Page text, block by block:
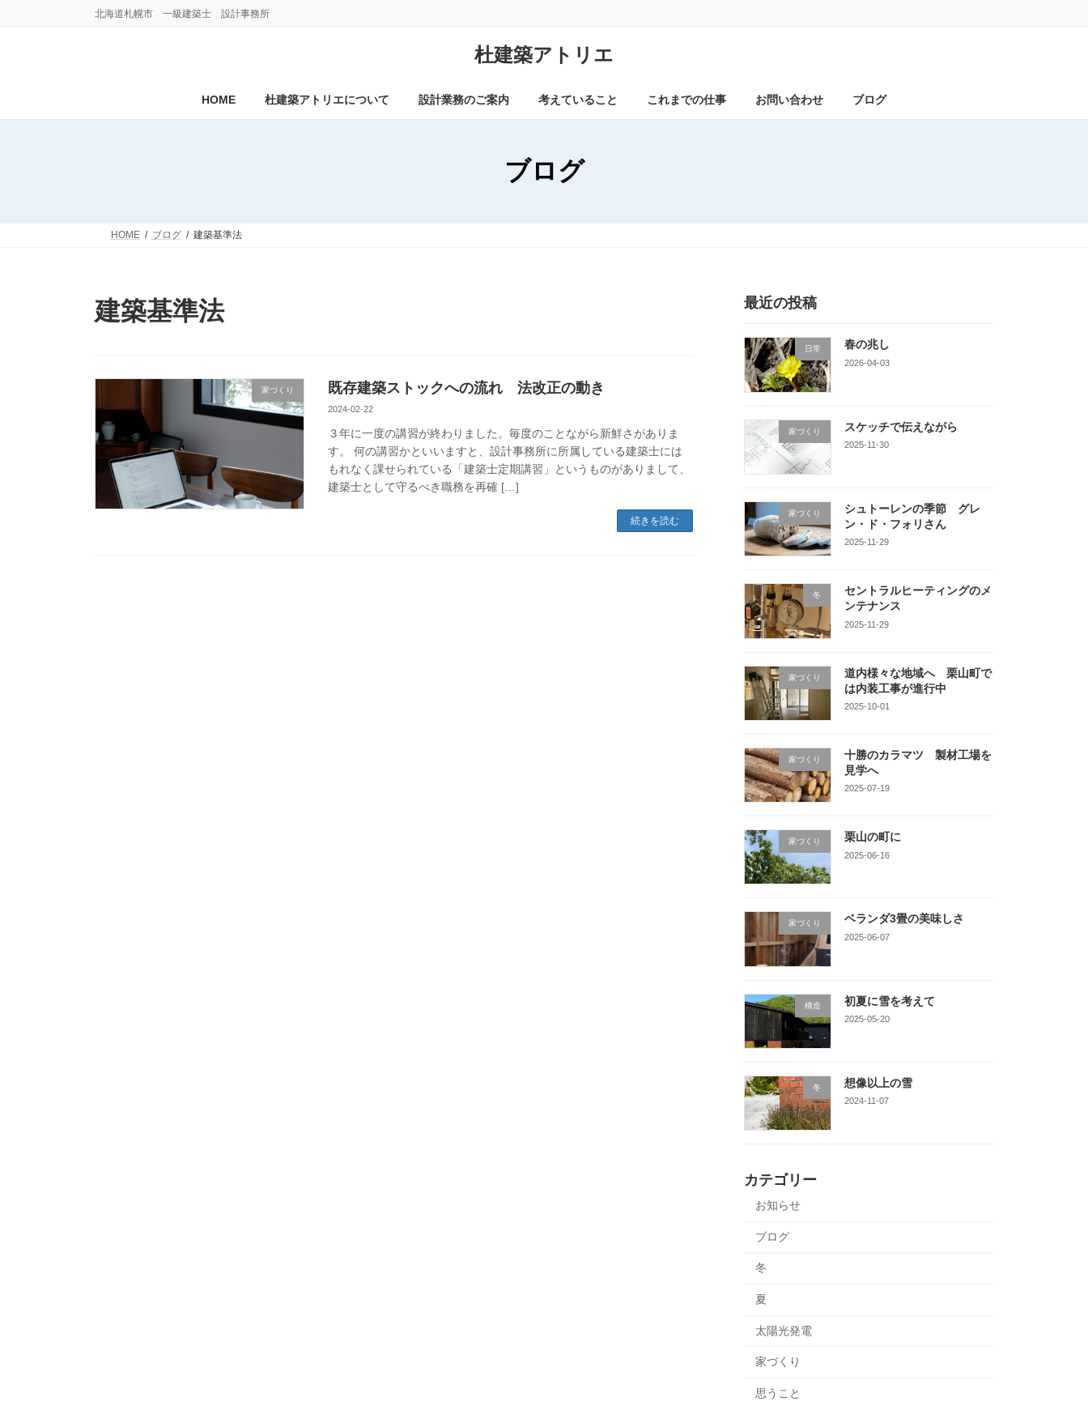
北海道札幌市 一級建築士 設計事務所
杜建築アトリエ
HOME 杜建築アトリエについて 設計業務のご案内 考えていること これまでの仕事 お問い合わせ ブログ
ブログ
HOME ブログ 建築基準法
建築基準法
家づくり 既存建築ストックへの流れ 法改正の動き
2024-02-22
３年に一度の講習が終わりました。毎度のことながら新鮮さがありま
す。 何の講習かといいますと、設計事務所に所属している建築士には
もれなく課せられている「建築士定期講習」というものがありまして、
建築士として守るべき職務を再確 […]
続きを読む
最近の投稿
日常 春の兆し
2026-04-03
家づくり スケッチで伝えながら
2025-11-30
家づくり
シュトーレンの季節 グレ
ン・ド・フォリさん
2025-11-29
冬
セントラルヒーティングのメ
ンテナンス
2025-11-29
家づくり
道内様々な地域へ 栗山町で
は内装工事が進行中
2025-10-01
家づくり
十勝のカラマツ 製材工場を
見学へ
2025-07-19
家づくり 栗山の町に
2025-06-16
家づくり ベランダ3畳の美味しさ
2025-06-07
構造 初夏に雪を考えて
2025-05-20
冬 想像以上の雪
2024-11-07
カテゴリー
お知らせ
ブログ
冬
夏
太陽光発電
家づくり
思うこと